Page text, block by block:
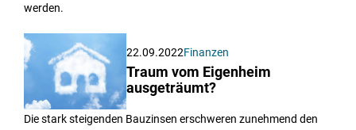
werden.
22.09.2022Finanzen
Traum vom Eigenheim
ausgeträumt?
Die stark steigenden Bauzinsen erschweren zunehmend den